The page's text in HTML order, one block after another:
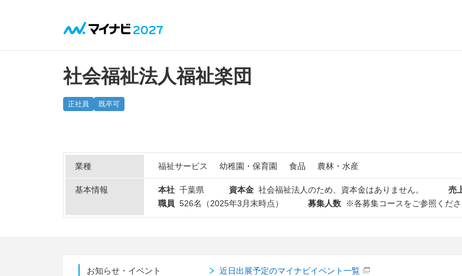
社会福祉法人福祉楽団
正社員 既卒可
業種 福祉サービス 幼稚園・保育園 食品 農林・水産
基本情報 本社 千葉県 資本金 社会福祉法人のため、資本金はありません。 売
職員 526名（2025年3月末時点） 募集人数 ※各募集コースをご参照くださ
お知らせ・イベント 近日出展予定のマイナビイベント一覧